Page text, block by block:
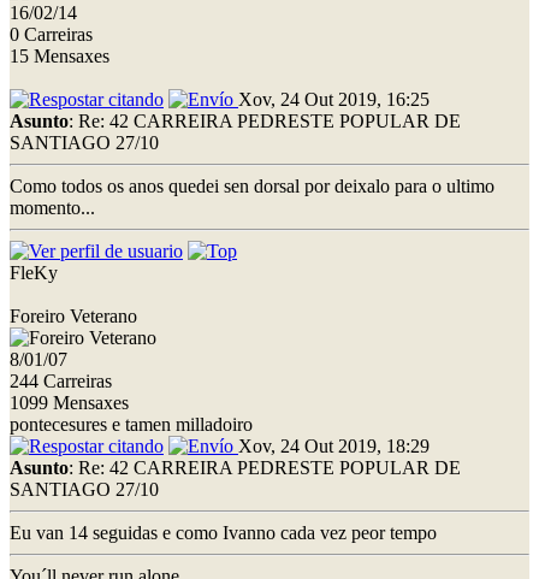
16/02/14
0 Carreiras
15 Mensaxes
Xov, 24 Out 2019, 16:25
Asunto: Re: 42 CARREIRA PEDRESTE POPULAR DE
SANTIAGO 27/10
Como todos os anos quedei sen dorsal por deixalo para o ultimo
momento...
FleKy
Foreiro Veterano
8/01/07
244 Carreiras
1099 Mensaxes
pontecesures e tamen milladoiro
Xov, 24 Out 2019, 18:29
Asunto: Re: 42 CARREIRA PEDRESTE POPULAR DE
SANTIAGO 27/10
Eu van 14 seguidas e como Ivanno cada vez peor tempo